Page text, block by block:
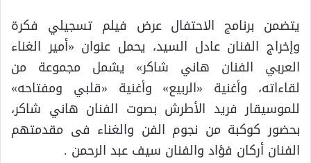
يتضمن برنامج الاحتفال عرض فيلم تسجيلي فكرة
وإخراج الفنان عادل السيد، يحمل عنوان «أمير الغناء
العربي الفنان هاني شاكر» يشمل مجموعة من
لقاءاته، وأغنية «الربيع» وأغنية «قلبي ومفتاحه»
للموسيقار فريد الأطرش بصوت الفنان هاني شاكر،
بحضور كوكبة من نجوم الفن والغناء فى مقدمتهم
الفنان أركان فؤاد والفنان سيف عبد الرحمن .